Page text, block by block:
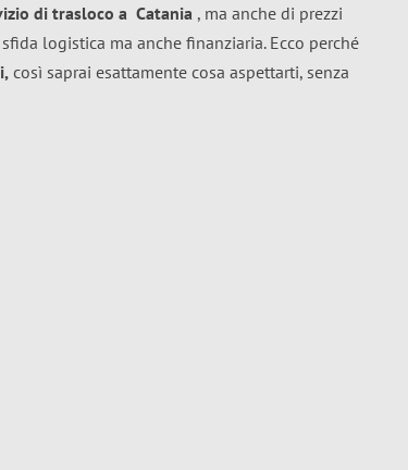
di trasloco a Catania , ma anche di prezzi
logistica ma anche finanziaria. Ecco perché
così saprai esattamente cosa aspettarti, senza